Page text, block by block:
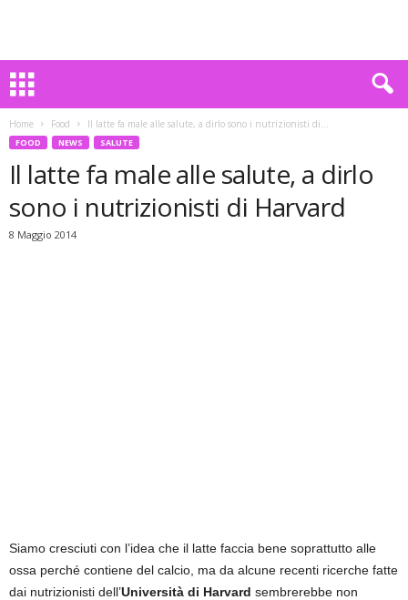
Home Food Il latte fa male alle salute, a dirlo sono i nutrizionisti di...
FOOD NEWS SALUTE
Il latte fa male alle salute, a dirlo
sono i nutrizionisti di Harvard
8 Maggio 2014
Siamo cresciuti con l’idea che il latte faccia bene soprattutto alle
ossa perché contiene del calcio, ma da alcune recenti ricerche fatte
dai nutrizionisti dell’Università di Harvard sembrerebbe non